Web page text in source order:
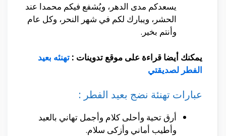
يسعدكم مدى الدهر، ويُشفع فيكم محمدا عند
الحشر، ويبارك لكم في شهر النحر، وكل عام
وأنتم بخير.
يمكنك أيضا قراءة على موقع تدوينات : تهنئه بعيد
الفطر لصديقتي
عبارات تهنئة نضج بعيد الفطر :
أرق تحية وأحلى كلام وأجمل تهاني بالعيد
وأطيب أماني وأزكى سلام.